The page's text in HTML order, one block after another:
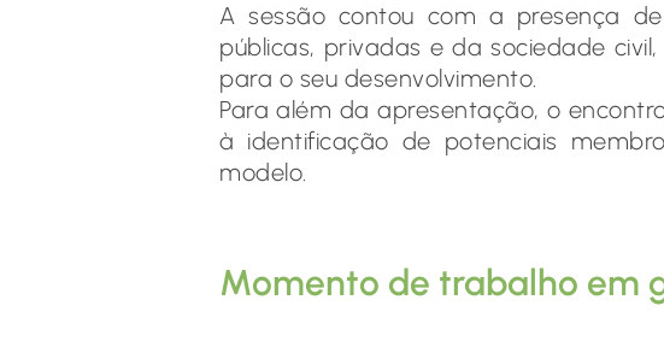
A sessão contou com a presença
públicas, privadas e da sociedade
para o seu desenvolvimento.
Para além da apresentação, o
à identificação de potenciais
modelo.
Momento de trabalho em